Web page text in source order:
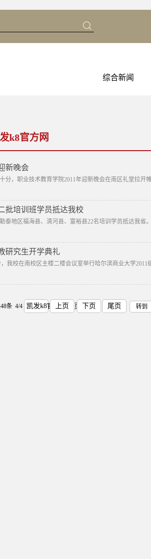
综合新闻
k8官方网
新晚会
分，职业技术教育学院2011年迎新晚会在南区礼堂拉开帷
批培训班学员抵达我校
泰地区福海县、清河县、富裕县22名培训学员抵达我省。
研究生开学典礼
我校在南校区主楼二楼会议室举行哈尔滨商业大学2011
条 4/4 凯发k8官方网首页
上页 下页 尾页